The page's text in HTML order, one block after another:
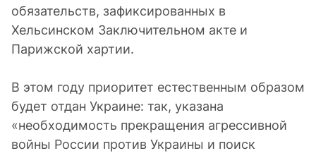
обязательств, зафиксированных в
Хельсинском Заключительном акте и
Парижской хартии.
В этом году приоритет естественным образом
будет отдан Украине: так, указана
«необходимость прекращения агрессивной
войны России против Украины и поиск